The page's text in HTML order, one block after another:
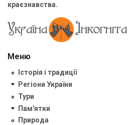
краєзнавства.
Меню
Історія і традиції
Регіони України
Тури
Пам'ятки
Природа